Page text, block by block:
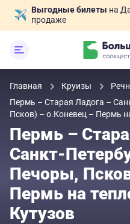
Выгодные билеты на
продаже
Главная Круизы
Пермь – Старая Ладога –
Псков) – о.Коневец – Пермь
Пермь –
Санкт-
Печоры,
Пермь на
Кутузов